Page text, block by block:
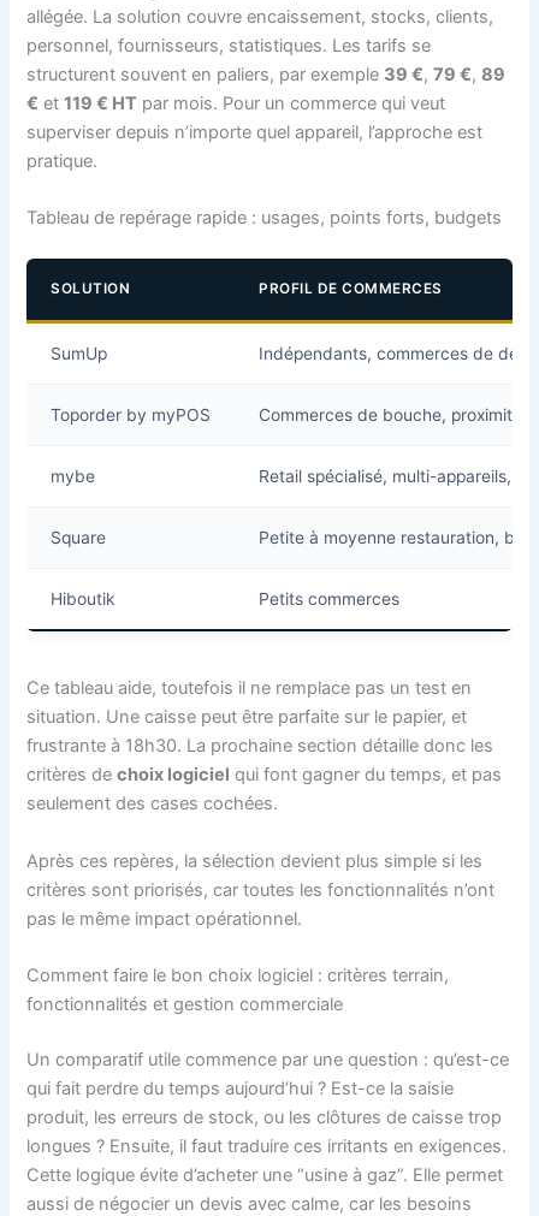
allégée. La solution couvre encaissement, stocks, clients,
personnel, fournisseurs, statistiques. Les tarifs se
structurent souvent en paliers, par exemple 39 €,79 €,89
€ et119 € HT par mois. Pour un commerce qui veut
superviser depuis n’importe quel appareil, l’approche est
pratique.
Tableau de repérage rapide : usages, points forts, budgets
SOLUTION PROFIL DE COMMERCES
SumUp Indépendants, commerces de
Toporder by myPOS Commerces de bouche, proximité,
mybe Retail spécialisé, multi-appareils,
Square Petite à moyenne restauration,
Hiboutik Petits commerces
Ce tableau aide, toutefois il ne remplace pas un test en
situation. Une caisse peut être parfaite sur le papier, et
frustrante à 18h30. La prochaine section détaille donc les
critères dechoix logiciel qui font gagner du temps, et pas
seulement des cases cochées.
Après ces repères, la sélection devient plus simple si les
critères sont priorisés, car toutes les fonctionnalités n’ont
pas le même impact opérationnel.
Comment faire le bon choix logiciel : critères terrain,
fonctionnalités et gestion commerciale
Un comparatif utile commence par une question : qu’est-ce
qui fait perdre du temps aujourd’hui ? Est-ce la saisie
produit, les erreurs de stock, ou les clôtures de caisse trop
longues ? Ensuite, il faut traduire ces irritants en exigences.
Cette logique évite d’acheter une “usine à gaz”. Elle permet
aussi de négocier un devis avec calme, car les besoins